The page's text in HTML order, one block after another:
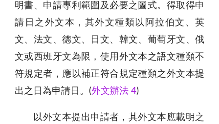
明書、申請專利範圍及必要之圖式。得取得申
請日之外文本，其外文種類以阿拉伯文、英
文、法文、德文、日文、韓文、葡萄牙文、俄
文或西班牙文為限，使用外文本之語文種類不
符規定者，應以補正符合規定種類之外文本提
出之日為申請日。(外文辦法 4)
以外文本提出申請者，其外文本應載明之